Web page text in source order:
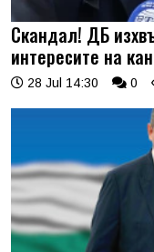
Скандал! ДБ
интересите на
28 Jul 14:30 0